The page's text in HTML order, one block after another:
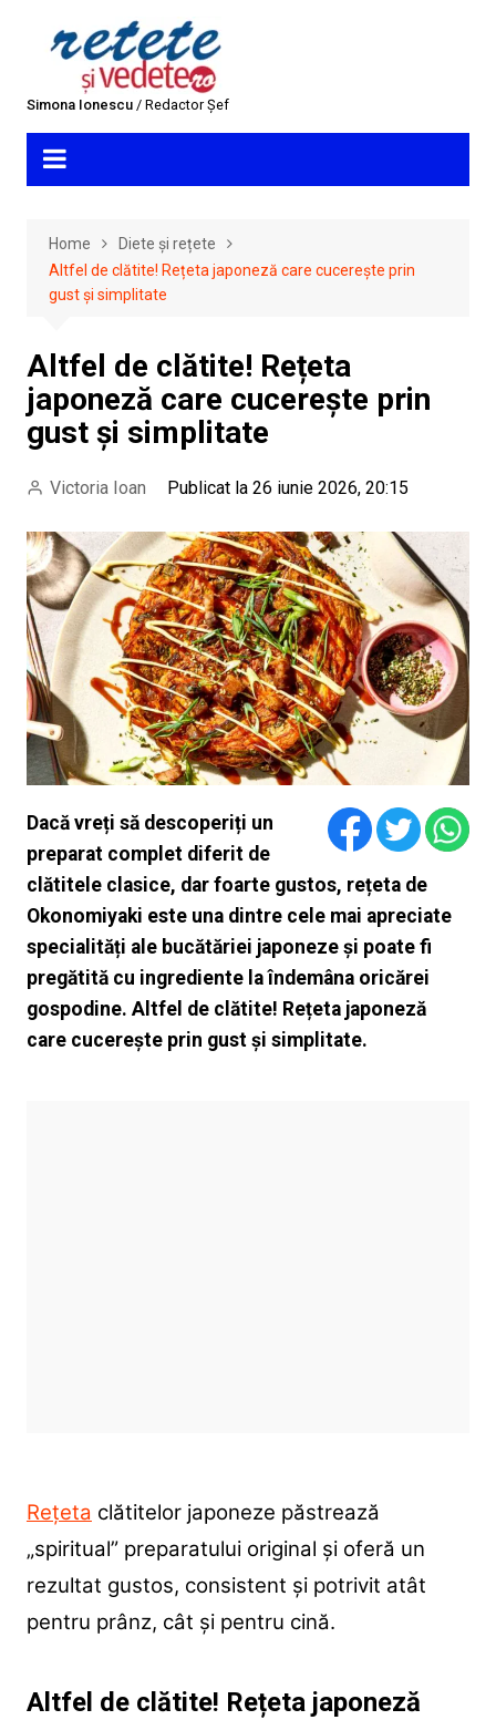
Simona Ionescu/ Redactor Șef
Home
Diete și rețete
Altfel de clătite! Rețeta japoneză care cucerește prin
gust și simplitate
Altfel de clătite! Rețeta
japoneză care cucerește prin
gust și simplitate
Victoria Ioan Publicat la 26 iunie 2026, 20:15
Dacă vreți să descoperiți un
preparat complet diferit de
clătitele clasice, dar foarte gustos, rețeta de
Okonomiyaki este una dintre cele mai apreciate
specialități ale bucătăriei japoneze și poate fi
pregătită cu ingrediente la îndemâna oricărei
gospodine. Altfel de clătite! Rețeta japoneză
care cucerește prin gust și simplitate.
Rețeta clătitelor japoneze păstrează
„spiritual” preparatului original și oferă un
rezultat gustos, consistent și potrivit atât
pentru prânz, cât și pentru cină.
Altfel de clătite! Rețeta japoneză